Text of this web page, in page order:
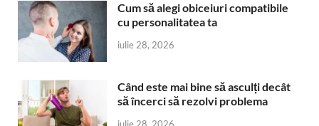
Cum să alegi obiceiuri compatibile
cu personalitatea ta
iulie 28, 2026
Când este mai bine să asculți decât
să încerci să rezolvi problema